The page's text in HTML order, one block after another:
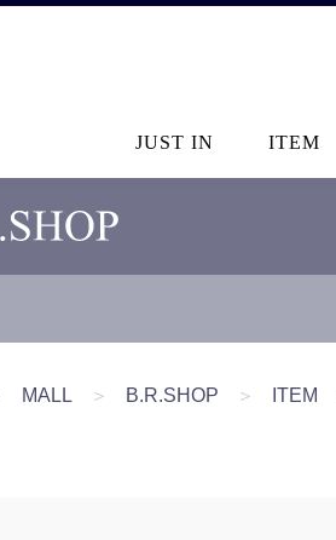
JUST IN ITEM
MALL ＞ B.R.SHOP ＞ ITEM